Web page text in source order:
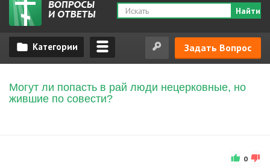
Найти
Задать Вопрос
Могут ли попасть в рай люди нецерковные, но
жившие по совести?
0